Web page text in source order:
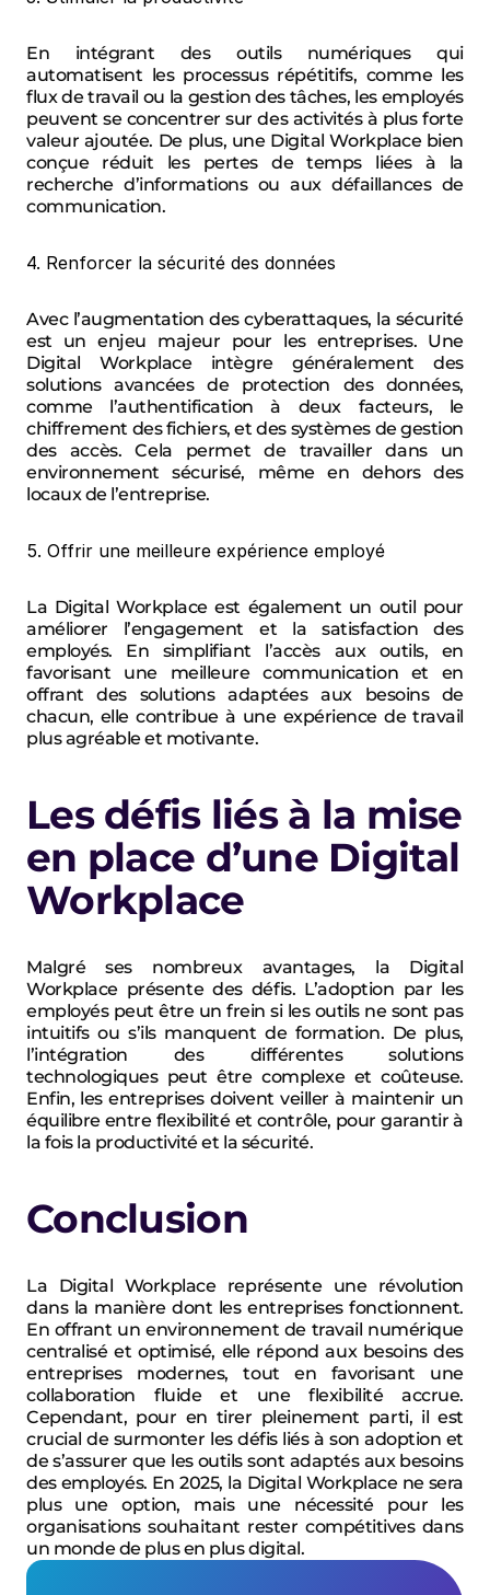
En intégrant des outils numériques qui
automatisent les processus répétitifs, comme les
flux de travail ou la gestion des tâches, les employés
peuvent se concentrer sur des activités à plus forte
valeur ajoutée. De plus, une Digital Workplace bien
conçue réduit les pertes de temps liées à la
recherche d’informations ou aux défaillances de
communication.
4. Renforcer la sécurité des données
Avec l’augmentation des cyberattaques, la sécurité
est un enjeu majeur pour les entreprises. Une
Digital Workplace intègre généralement des
solutions avancées de protection des données,
comme l’authentification à deux facteurs, le
chiffrement des fichiers, et des systèmes de gestion
des accès. Cela permet de travailler dans un
environnement sécurisé, même en dehors des
locaux de l’entreprise.
5. Offrir une meilleure expérience employé
La Digital Workplace est également un outil pour
améliorer l’engagement et la satisfaction des
employés. En simplifiant l’accès aux outils, en
favorisant une meilleure communication et en
offrant des solutions adaptées aux besoins de
chacun, elle contribue à une expérience de travail
plus agréable et motivante.
Les défis liés à la mise
en place d’une Digital
Workplace
Malgré ses nombreux avantages, la Digital
Workplace présente des défis. L’adoption par les
employés peut être un frein si les outils ne sont pas
intuitifs ou s’ils manquent de formation. De plus,
l’intégration des différentes solutions
technologiques peut être complexe et coûteuse.
Enfin, les entreprises doivent veiller à maintenir un
équilibre entre flexibilité et contrôle, pour garantir à
la fois la productivité et la sécurité.
Conclusion
La Digital Workplace représente une révolution
dans la manière dont les entreprises fonctionnent.
En offrant un environnement de travail numérique
centralisé et optimisé, elle répond aux besoins des
entreprises modernes, tout en favorisant une
collaboration fluide et une flexibilité accrue.
Cependant, pour en tirer pleinement parti, il est
crucial de surmonter les défis liés à son adoption et
de s’assurer que les outils sont adaptés aux besoins
des employés. En 2025, la Digital Workplace ne sera
plus une option, mais une nécessité pour les
organisations souhaitant rester compétitives dans
un monde de plus en plus digital.